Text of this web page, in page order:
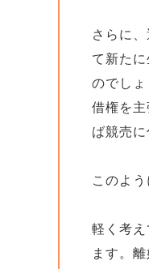
さらに
て新た
のでし
借権を
ば競売
このよ
軽く考
ます。